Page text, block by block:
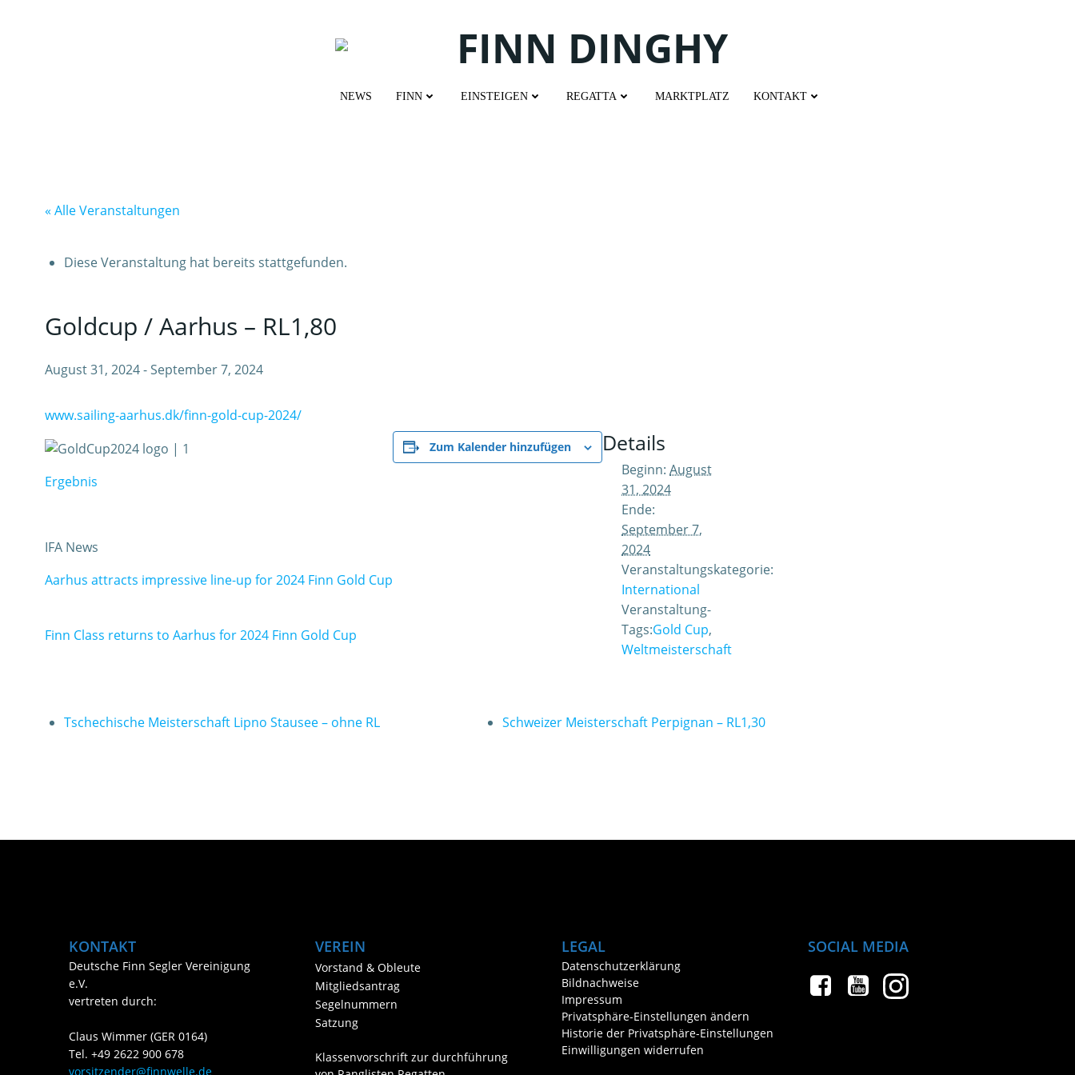
FINN DINGHY
NEWS FINN EINSTEIGEN REGATTA MARKTPLATZ KONTAKT
« Alle Veranstaltungen
Diese Veranstaltung hat bereits stattgefunden.
Goldcup / Aarhus – RL1,80
August 31, 2024-September 7, 2024
www.sailing-aarhus.dk/finn-gold-cup-2024/
Ergebnis
IFA News
Aarhus attracts impressive line-up for 2024 Finn Gold Cup
Finn Class returns to Aarhus for 2024 Finn Gold Cup
Zum Kalender hinzufügen Details
Beginn: August
31, 2024
Ende:
September 7,
2024
Veranstaltungskategorie:
International
Veranstaltung-
Tags:Gold Cup,
Weltmeisterschaft
Tschechische Meisterschaft Lipno Stausee – ohne RL Schweizer Meisterschaft Perpignan – RL1,30
KONTAKT
Deutsche Finn Segler Vereinigung
e.V.
vertreten durch:
Claus Wimmer (GER 0164)
Tel. +49 2622 900 678
vorsitzender@finnwelle.de
VEREIN
Vorstand & Obleute
Mitgliedsantrag
Segelnummern
Satzung
Klassenvorschrift zur durchführung
LEGAL
Datenschutzerklärung
Bildnachweise
Impressum
Privatsphäre-Einstellungen ändern
Historie der Privatsphäre-Einstellungen
Einwilligungen widerrufen
SOCIAL MEDIA